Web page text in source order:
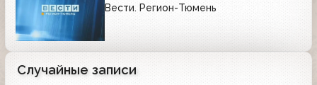
Вести. Регион-Тюмень
Случайные записи